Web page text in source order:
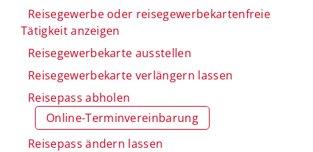
Reisegewerbe oder reisegewerbekartenfreie
Tätigkeit anzeigen
Reisegewerbekarte ausstellen
Reisegewerbekarte verlängern lassen
Reisepass abholen
Online-Terminvereinbarung
Reisepass ändern lassen